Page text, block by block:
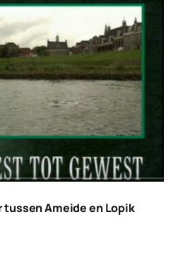
Ameide en Lopik